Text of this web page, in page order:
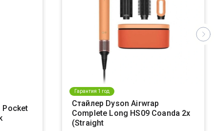
Pocket
Гарантия 1 год
Стайлер Dyson Airwrap
Complete Long HS09 Coanda 2x
(Straight